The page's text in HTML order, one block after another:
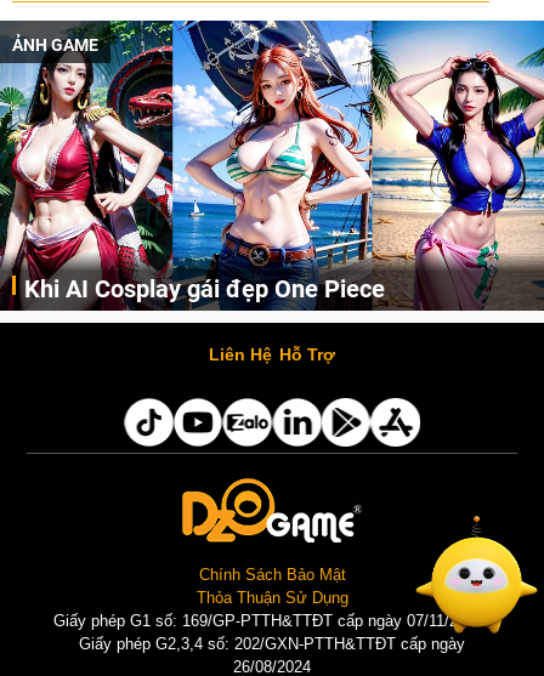
ẢNH GAME
Khi AI Cosplay gái đẹp One Piece
Những cô nàng nóng bỏng Boa Hancock, Nico Robin, Nami, Yamato hay Perona được AI vẽ lại dưới hình thức Cosplay cực kỳ chuẩn chỉnh.
Liên Hệ Hỗ Trợ
Chính Sách Bảo Mật
Thỏa Thuận Sử Dụng
Giấy phép G1 số: 169/GP-PTTH&TTĐT cấp ngày 07/11/2025 |
Giấy phép G2,3,4 số: 202/GXN-PTTH&TTĐT cấp ngày
26/08/2024